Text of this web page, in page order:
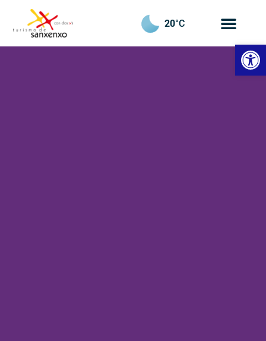
20°C
Abrir